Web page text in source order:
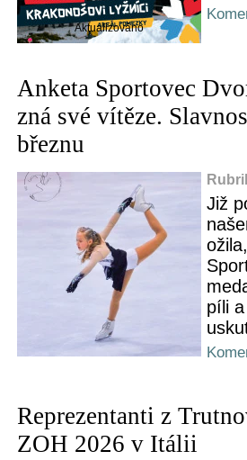
Aktualizováno
Anketa Sportovec
zná své vítěze.
březnu
Již
píli
Reprezentanti z
ZOH 2026 v Itálii